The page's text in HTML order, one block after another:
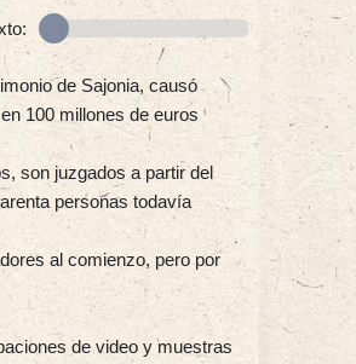
de Sajonia, causó
100 millones de euros
son juzgados a partir del
personas todavía
al comienzo, pero por
de video y muestras